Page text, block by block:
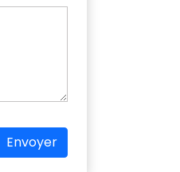
Envoyer